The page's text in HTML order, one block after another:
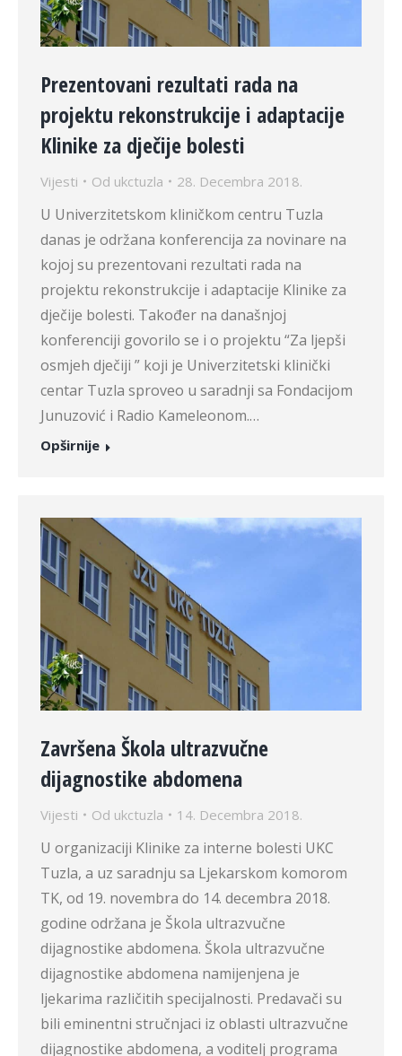
Prezentovani rezultati rada na
projektu rekonstrukcije i adaptacije
Klinike za dječije bolesti
Vijesti Od ukctuzla 28. Decembra 2018.
U Univerzitetskom kliničkom centru Tuzla
danas je održana konferencija za novinare na
kojoj su prezentovani rezultati rada na
projektu rekonstrukcije i adaptacije Klinike za
dječije bolesti. Također na današnjoj
konferenciji govorilo se i o projektu “Za ljepši
osmjeh dječiji ” koji je Univerzitetski klinički
centar Tuzla sproveo u saradnji sa Fondacijom
Junuzović i Radio Kameleonom.…
Opširnije
Završena Škola ultrazvučne
dijagnostike abdomena
Vijesti Od ukctuzla 14. Decembra 2018.
U organizaciji Klinike za interne bolesti UKC
Tuzla, a uz saradnju sa Ljekarskom komorom
TK, od 19. novembra do 14. decembra 2018.
godine održana je Škola ultrazvučne
dijagnostike abdomena. Škola ultrazvučne
dijagnostike abdomena namijenjena je
ljekarima različitih specijalnosti. Predavači su
bili eminentni stručnjaci iz oblasti ultrazvučne
dijagnostike abdomena, a voditelj programa